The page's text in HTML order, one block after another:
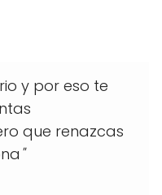
y por eso te
que renazcas
"